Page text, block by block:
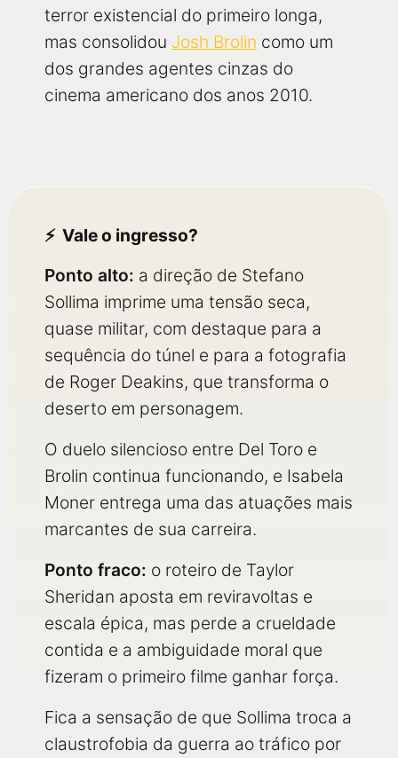
terror existencial do primeiro longa,
mas consolidou Josh Brolin como um
dos grandes agentes cinzas do
cinema americano dos anos 2010.
Vale o ingresso?
Ponto alto: a direção de Stefano
Sollima imprime uma tensão seca,
quase militar, com destaque para a
sequência do túnel e para a fotografia
de Roger Deakins, que transforma o
deserto em personagem.
O duelo silencioso entre Del Toro e
Brolin continua funcionando, e Isabela
Moner entrega uma das atuações mais
marcantes de sua carreira.
Ponto fraco: o roteiro de Taylor
Sheridan aposta em reviravoltas e
escala épica, mas perde a crueldade
contida e a ambiguidade moral que
fizeram o primeiro filme ganhar força.
Fica a sensação de que Sollima troca a
claustrofobia da guerra ao tráfico por